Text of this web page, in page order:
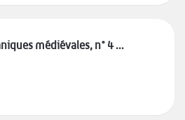
médiévales, n° 4 ...